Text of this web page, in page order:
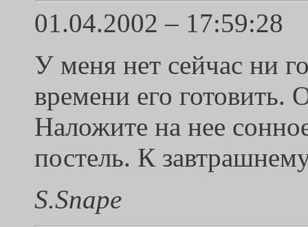
01.04.2002 – 17:59:28
У меня нет сейчас ни
времени его готовить.
Наложите на нее
постель. К
S.Snape